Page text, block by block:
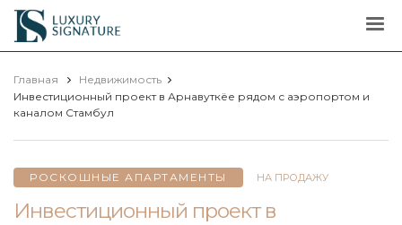
Luxury
Signature
Главная
Недвижимость
Инвестиционный проект в Арнавуткёе рядом с аэропортом и
каналом Стамбул
РОСКОШНЫЕ АПАРТАМЕНТЫ НА ПРОДАЖУ
Инвестиционный проект в